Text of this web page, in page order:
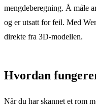
mengdeberegning. Å måle
og er utsatt for feil. Med
direkte fra 3D-modellen.
Hvordan
Når du har skannet et rom